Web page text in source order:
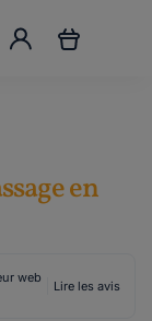
en
web
Lire les avis